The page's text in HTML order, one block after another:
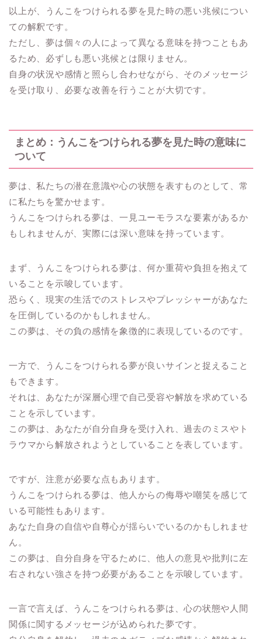
以上が、うんこをつけられる夢を見た時の悪い兆候につい
ての解釈です。
ただし、夢は個々の人によって異なる意味を持つこともあ
るため、必ずしも悪い兆候とは限りません。
自身の状況や感情と照らし合わせながら、そのメッセージ
を受け取り、必要な改善を行うことが大切です。
まとめ：うんこをつけられる夢を見た時の意味に
ついて
夢は、私たちの潜在意識や心の状態を表すものとして、常
に私たちを驚かせます。
うんこをつけられる夢は、一見ユーモラスな要素があるか
もしれませんが、実際には深い意味を持っています。
まず、うんこをつけられる夢は、何か重荷や負担を抱えて
いることを示唆しています。
恐らく、現実の生活でのストレスやプレッシャーがあなた
を圧倒しているのかもしれません。
この夢は、その負の感情を象徴的に表現しているのです。
一方で、うんこをつけられる夢が良いサインと捉えること
もできます。
それは、あなたが深層心理で自己受容や解放を求めている
ことを示しています。
この夢は、あなたが自分自身を受け入れ、過去のミスやト
ラウマから解放されようとしていることを表しています。
ですが、注意が必要な点もあります。
うんこをつけられる夢は、他人からの侮辱や嘲笑を感じて
いる可能性もあります。
あなた自身の自信や自尊心が揺らいでいるのかもしれませ
ん。
この夢は、自分自身を守るために、他人の意見や批判に左
右されない強さを持つ必要があることを示唆しています。
一言で言えば、うんこをつけられる夢は、心の状態や人間
関係に関するメッセージが込められた夢です。